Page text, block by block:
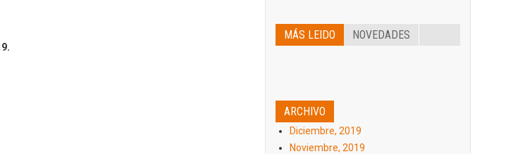
MÁS LEIDO NOVEDADES
ARCHIVO
Diciembre, 2019
Noviembre, 2019